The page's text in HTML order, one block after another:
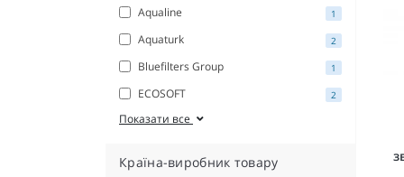
Aqualine 1
Aquaturk 2
Bluefilters Group 1
ECOSOFT 2
Показати все
Країна-виробник товару